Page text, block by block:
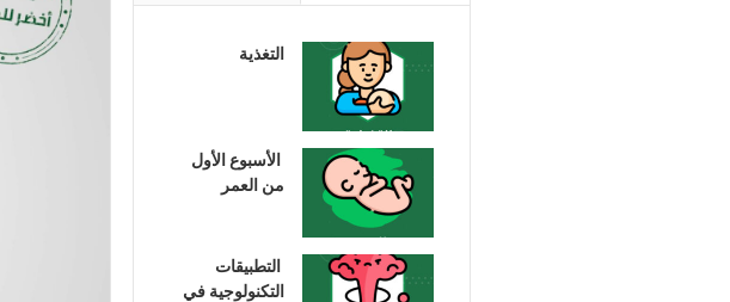
التغذية
الأسبوع الأول
من العمر
التطبيقات
التكنولوجية في